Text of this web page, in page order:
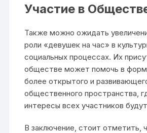
Участие в
Также можно ожидать
роли «девушек на час» в
социальных процессах. Их
обществе может помочь в
более открытого и
общественного пространства,
интересы всех участников
В заключение, стоит отметить,